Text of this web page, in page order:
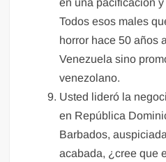
Todos esos males
horror hace 50 años
Venezuela sino
venezolano.
Usted lideró la
en República
Barbados,
acabada, ¿cree que